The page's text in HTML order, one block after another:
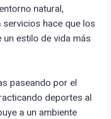
natural,
hace que los
estilo de vida más
paseando por el
deportes al
a un ambiente